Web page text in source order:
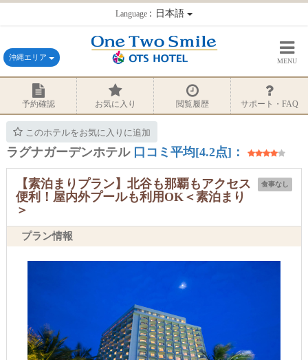
Language：日本語
沖縄エリア MENU
予約確認 お気に入り 閲覧履歴 サポート・FAQ
このホテルをお気に入りに追加
ラグナガーデンホテル 口コミ平均[4.2点]：
食事なし
【素泊まりプラン】北谷も那覇もアクセス
便利！屋内外プールも利用OK＜素泊まり
＞
プラン情報